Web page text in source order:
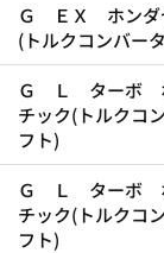
Ｇ ＥＸ ホンダ
(トルクコンバー
Ｇ Ｌ ターボ ホ
チック(トルクコ
フト)
Ｇ Ｌ ターボ ホ
チック(トルクコ
フト)